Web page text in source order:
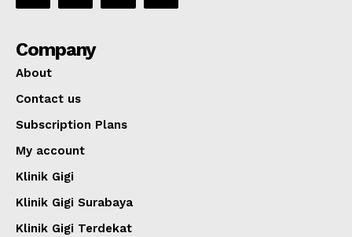
Company
About
Contact us
Subscription Plans
My account
Klinik Gigi
Klinik Gigi Surabaya
Klinik Gigi Terdekat